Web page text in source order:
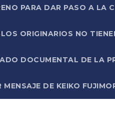
PARA DAR PASO A LA
ORIGINARIOS NO
DOCUMENTAL DE LA
DE KEIKO